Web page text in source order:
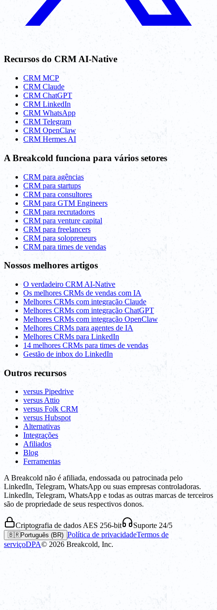
Recursos do CRM AI-Native
CRM MCP
CRM Claude
CRM ChatGPT
CRM LinkedIn
CRM WhatsApp
CRM Telegram
CRM OpenClaw
CRM Hermes AI
A Breakcold funciona para vários setores
CRM para agências
CRM para startups
CRM para consultores
CRM para GTM Engineers
CRM para recrutadores
CRM para venture capital
CRM para freelancers
CRM para solopreneurs
CRM para times de vendas
Nossos melhores artigos
O verdadeiro CRM AI-Native
Os melhores CRMs de vendas com IA
Melhores CRMs com integração Claude
Melhores CRMs com integração ChatGPT
Melhores CRMs com integração OpenClaw
Melhores CRMs para agentes de IA
Melhores CRMs para LinkedIn
14 melhores CRMs para times de vendas
Gestão de inbox do LinkedIn
Outros recursos
versus Pipedrive
versus Attio
versus Folk CRM
versus Hubspot
Alternativas
Integrações
Afiliados
Blog
Ferramentas
A Breakcold não é afiliada, endossada ou patrocinada pelo
LinkedIn, Telegram, WhatsApp ou suas empresas controladoras.
LinkedIn, Telegram, WhatsApp e todas as outras marcas de terceiros
são de propriedade de seus respectivos donos.
Criptografia de dados AES 256-bit Suporte 24/5
🇧🇷Português (BR) Política de privacidadeTermos de
serviçoDPA© 2026 Breakcold, Inc.